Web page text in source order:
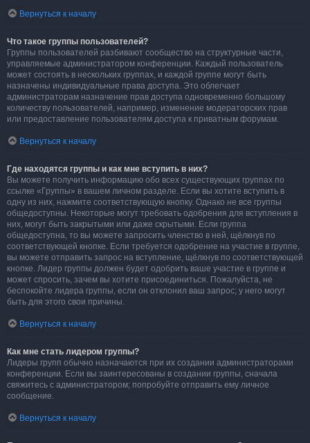
Вернуться к началу
Что такое группы пользователей?
Группы пользователей разбивают сообщество на структурные части,
управляемые администратором конференции. Каждый пользователь
может состоять в нескольких группах, и каждой группе могут быть
назначены индивидуальные права доступа. Это облегчает
администраторам назначение прав доступа одновременно большому
количеству пользователей, например, изменение модераторских прав
или предоставление пользователям доступа к приватным форумам.
Вернуться к началу
Где находятся группы и как мне вступить в них?
Вы можете получить информацию обо всех существующих группах по
ссылке «Группы» в вашем личном разделе. Если вы хотите вступить в
одну из них, нажмите соответствующую кнопку. Однако не все группы
общедоступны. Некоторые могут требовать одобрения для вступления в
них, могут быть закрытыми или даже скрытыми. Если группа
общедоступна, то вы можете запросить членство в ней, щёлкнув по
соответствующей кнопке. Если требуется одобрение на участие в группе,
вы можете отправить запрос на вступление, щёлкнув по соответствующей
кнопке. Лидер группы должен будет одобрить ваше участие в группе и
может спросить, зачем вы хотите присоединиться. Пожалуйста, не
беспокойте лидера группы, если он отклонил ваш запрос; у него могут
быть для этого свои причины.
Вернуться к началу
Как мне стать лидером группы?
Лидеры групп обычно назначаются при их создании администраторами
конференции. Если вы заинтересованы в создании группы, сначала
свяжитесь с администратором; попробуйте отправить ему личное
сообщение.
Вернуться к началу